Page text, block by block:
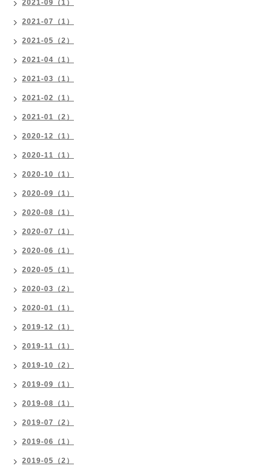
2021-09（1）
2021-07（1）
2021-05（2）
2021-04（1）
2021-03（1）
2021-02（1）
2021-01（2）
2020-12（1）
2020-11（1）
2020-10（1）
2020-09（1）
2020-08（1）
2020-07（1）
2020-06（1）
2020-05（1）
2020-03（2）
2020-01（1）
2019-12（1）
2019-11（1）
2019-10（2）
2019-09（1）
2019-08（1）
2019-07（2）
2019-06（1）
2019-05（2）